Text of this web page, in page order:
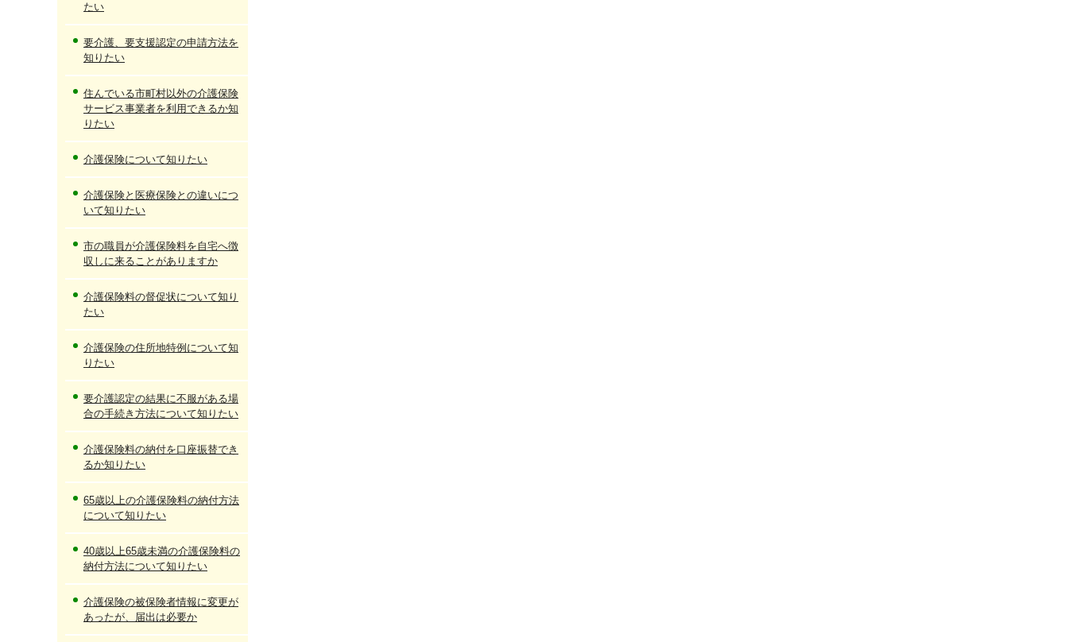
たい
要介護、要支援認定の申請方法を
知りたい
住んでいる市町村以外の介護保険
サービス事業者を利用できるか知
りたい
介護保険について知りたい
介護保険と医療保険との違いにつ
いて知りたい
市の職員が介護保険料を自宅へ徴
収しに来ることがありますか
介護保険料の督促状について知り
たい
介護保険の住所地特例について知
りたい
要介護認定の結果に不服がある場
合の手続き方法について知りたい
介護保険料の納付を口座振替でき
るか知りたい
65歳以上の介護保険料の納付方法
について知りたい
40歳以上65歳未満の介護保険料の
納付方法について知りたい
介護保険の被保険者情報に変更が
あったが、届出は必要か